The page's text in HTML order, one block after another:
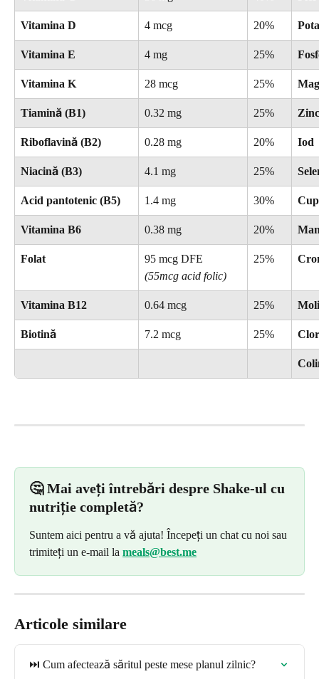
Vitamina D 4 mcg 20%
Vitamina E 4 mg 25%
Vitamina K 28 mcg 25%
Tiamină (B1) 0.32 mg 25% Zinc
Riboflavină (B2) 0.28 mg 20% Iod
Niacină (B3) 4.1 mg 25%
Acid pantotenic (B5) 1.4 mg 30%
Vitamina B6 0.38 mg 20%
Folat
95 mcg DFE
(55mcg acid folic)
25%
Vitamina B12 0.64 mcg 25%
Biotină 7.2 mcg 25%
🤔 Mai aveți întrebări despre Shake-ul cu
nutriție completă?
Suntem aici pentru a vă ajuta! Începeți un chat cu noi sau
trimiteți un e-mail la meals@best.me
Articole similare
⏭️ Cum afectează săritul peste mese planul zilnic?